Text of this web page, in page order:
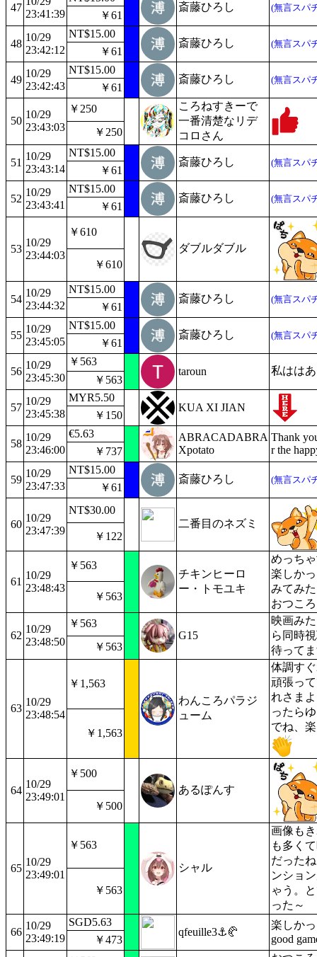
47
23:41:39
斎藤ひろし (無言スパ
￥61
48
10/29
23:42:12
NT$15.00
斎藤ひろし (無言スパ
￥61
49
10/29
23:42:43
NT$15.00
斎藤ひろし (無言スパ
￥61
50
10/29
23:43:03
￥250
ころねすきーで
一番清楚なリデ
コロさん
￥250
51
10/29
23:43:14
NT$15.00
斎藤ひろし (無言スパ
￥61
52
10/29
23:43:41
NT$15.00
斎藤ひろし (無言スパ
￥61
53
10/29
23:44:03
￥610
ダブルダブル
￥610
54
10/29
23:44:32
NT$15.00
斎藤ひろし (無言スパ
￥61
55
10/29
23:45:05
NT$15.00
斎藤ひろし (無言スパ
￥61
56
10/29
23:45:30
￥563
taroun
私はは
￥563
57
10/29
23:45:38
MYR5.50
KUA XI JIAN
￥150
58
10/29
23:46:00
€5.63
ABRACADABRA
Xpotato
Thank
r the
￥737
59
10/29
23:47:33
NT$15.00
斎藤ひろし (無言スパ
￥61
60
10/29
23:47:39
NT$30.00
二番目のネズミ
￥122
61
10/29
23:48:43
￥563
チキンヒーロ
ー・トモユキ
めっち
楽しか
みてみ
おつこ
￥563
62
10/29
23:48:50
￥563
G15
映画み
ら同時
待って
￥563
63
10/29
23:48:54
￥1,563
わんころパラジ
ューム
体調す
頑張っ
れさま
ったら
でね、
￥1,563
64
10/29
23:49:01
￥500
あるぽんす
￥500
65
10/29
23:49:01
￥563
シャル
画像も
も多く
だった
ンショ
ゃう。
った～
￥563
66
10/29
23:49:19
SGD5.63
qfeuille3⚓🥐
楽しか
good
￥473